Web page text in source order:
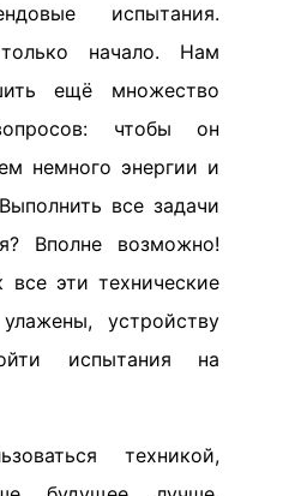
испытания.
начало. Нам
ещё множество
чтобы он
немного энергии и
все задачи
Вполне возможно!
все эти технические
устройству
испытания на
техникой,